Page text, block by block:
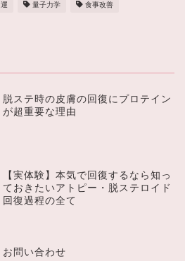
運 量子力学 食事改善
脱ステ時の皮膚の回復にプロテイン
が超重要な理由
【実体験】本気で回復するなら知っ
ておきたいアトピー・脱ステロイド
回復過程の全て
お問い合わせ